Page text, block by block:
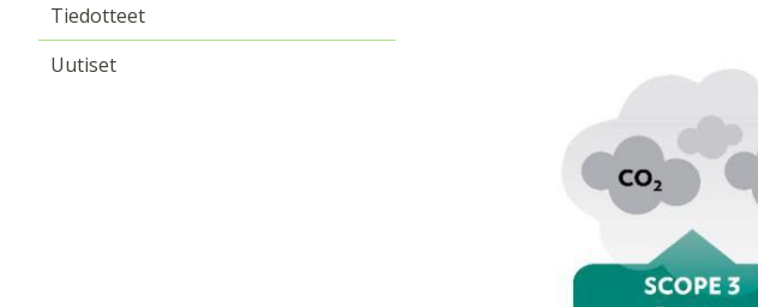
Tiedotteet
Uutiset